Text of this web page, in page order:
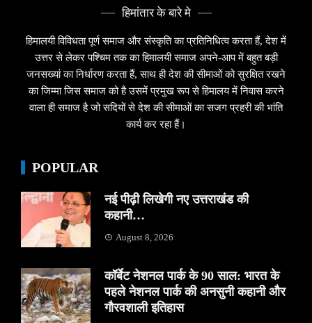
हिमांतार के बारे मे
हिमालयी विविधता पूर्ण समाज और संस्कृति का प्रतिनिधित्व करता हैं, देश में
उत्तर से लेकर पश्चिम तक का हिमालयी समाज अपने-आप में बहुत बड़ी
जनसख्यां का निर्धारण करता हैं, साथ ही देश की सीमाओं को सुरक्षित रखने
का जिम्मा जिस समाज को है उसमें प्रमुख रूप से हिमालय में निवास करने
वाला ही समाज है जो सदियों से देश की सीमाओं का सजग प्रहरी की भांति
कार्य कर रहा हैं।
POPULAR
नई पीढ़ी लिखेगी नए उत्तराखंड की
कहानी…
August 8, 2026
कॉर्बेट नेशनल पार्क के 90 साल: भारत के
पहले नेशनल पार्क की अनसुनी कहानी और
गौरवशाली इतिहास